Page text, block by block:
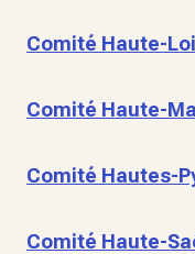
Comité Haute-
Comité Haute-
Comité Hautes-
Comité Haute-